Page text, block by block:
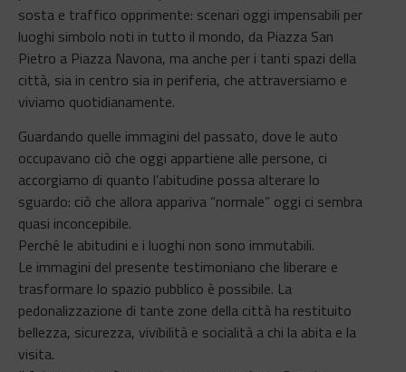
sosta e traffico opprimente: scenari oggi impensabili per
luoghi simbolo noti in tutto il mondo, da Piazza San
Pietro a Piazza Navona, ma anche per i tanti spazi della
città, sia in centro sia in periferia, che attraversiamo e
viviamo quotidianamente.
Guardando quelle immagini del passato, dove le auto
occupavano ciò che oggi appartiene alle persone, ci
accorgiamo di quanto l’abitudine possa alterare lo
sguardo: ciò che allora appariva “normale” oggi ci sembra
quasi inconcepibile.
Perché le abitudini e i luoghi non sono immutabili.
Le immagini del presente testimoniano che liberare e
trasformare lo spazio pubblico è possibile. La
pedonalizzazione di tante zone della città ha restituito
bellezza, sicurezza, vivibilità e socialità a chi la abita e la
visita.